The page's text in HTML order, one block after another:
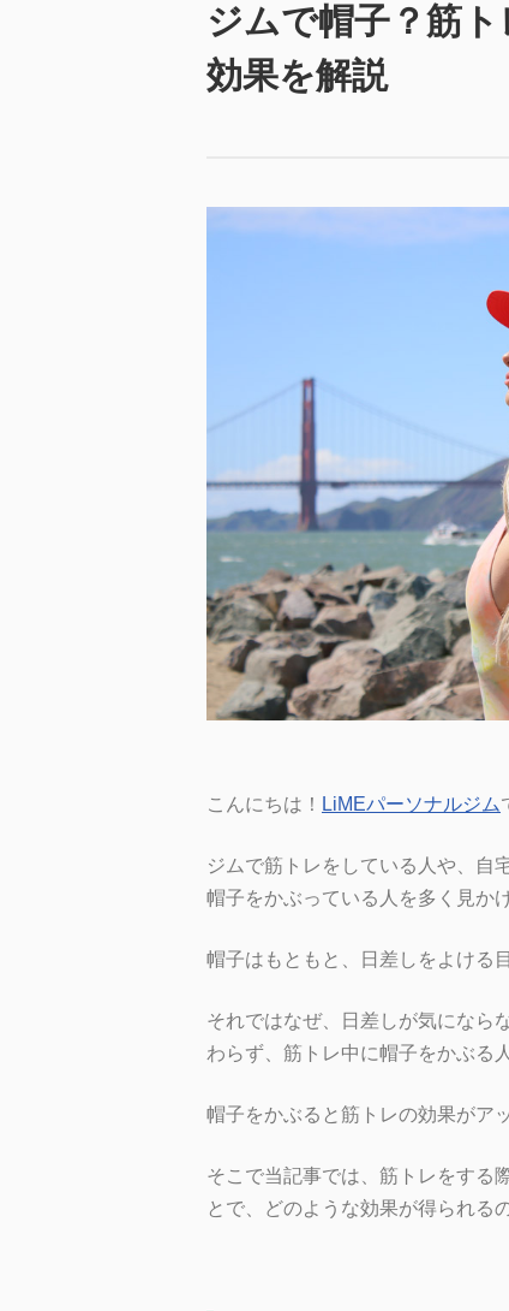
ジムで帽子？筋
効果を解説
こんにちは！ LiMEパーソナルジム
ジムで筋トレをしている人や、自
帽子をかぶっている人を多く見か
帽子はもともと、日差しをよける
それではなぜ、日差しが気になら
わらず、筋トレ中に帽子をかぶる
帽子をかぶると筋トレの効果がア
そこで当記事では、筋トレをする
とで、どのような効果が得られる